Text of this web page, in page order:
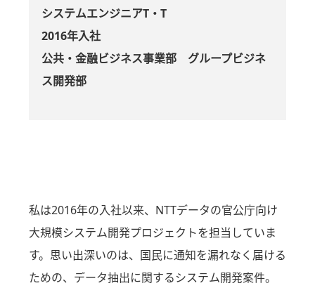
システムエンジニアT・T
2016年入社
公共・金融ビジネス事業部 グループビジネ
ス開発部
私は2016年の入社以来、NTTデータの官公庁向け
大規模システム開発プロジェクトを担当していま
す。思い出深いのは、国民に通知を漏れなく届ける
ための、データ抽出に関するシステム開発案件。